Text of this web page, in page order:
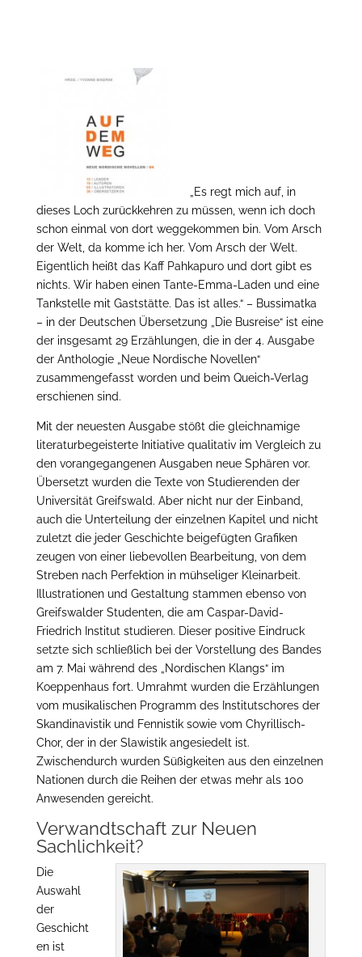
„Es regt mich auf, in
dieses Loch zurückkehren zu müssen, wenn ich doch
schon einmal von dort weggekommen bin. Vom Arsch
der Welt, da komme ich her. Vom Arsch der Welt.
Eigentlich heißt das Kaff Pahkapuro und dort gibt es
nichts. Wir haben einen Tante-Emma-Laden und eine
Tankstelle mit Gaststätte. Das ist alles.“ – Bussimatka
– in der Deutschen Übersetzung „Die Busreise“ ist eine
der insgesamt 29 Erzählungen, die in der 4. Ausgabe
der Anthologie „Neue Nordische Novellen“
zusammengefasst worden und beim Queich-Verlag
erschienen sind.
Mit der neuesten Ausgabe stößt die gleichnamige
literaturbegeisterte Initiative qualitativ im Vergleich zu
den vorangegangenen Ausgaben neue Sphären vor.
Übersetzt wurden die Texte von Studierenden der
Universität Greifswald. Aber nicht nur der Einband,
auch die Unterteilung der einzelnen Kapitel und nicht
zuletzt die jeder Geschichte beigefügten Grafiken
zeugen von einer liebevollen Bearbeitung, von dem
Streben nach Perfektion in mühseliger Kleinarbeit.
Illustrationen und Gestaltung stammen ebenso von
Greifswalder Studenten, die am Caspar-David-
Friedrich Institut studieren. Dieser positive Eindruck
setzte sich schließlich bei der Vorstellung des Bandes
am 7. Mai während des „Nordischen Klangs“ im
Koeppenhaus fort. Umrahmt wurden die Erzählungen
vom musikalischen Programm des Institutschores der
Skandinavistik und Fennistik sowie vom Chyrillisch-
Chor, der in der Slawistik angesiedelt ist.
Zwischendurch wurden Süßigkeiten aus den einzelnen
Nationen durch die Reihen der etwas mehr als 100
Anwesenden gereicht.
Verwandtschaft zur Neuen
Sachlichkeit?
Die
Auswahl
der
Geschicht
en ist